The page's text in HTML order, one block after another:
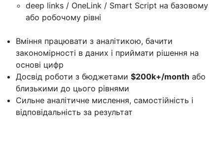
deep links / OneLink / Smart Script на базовому
або робочому рівні
Вміння працювати з аналітикою, бачити
закономірності в даних і приймати рішення на
основі цифр
Досвід роботи з бюджетами $200k+/month або
близькими до цього рівнями
Сильне аналітичне мислення, самостійність і
відповідальність за результат